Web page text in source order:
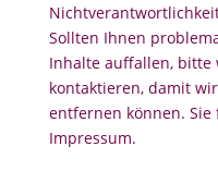
Sollten Ihnen
Inhalte auffallen, bitte
kontaktieren, damit
entfernen können.
Impressum.